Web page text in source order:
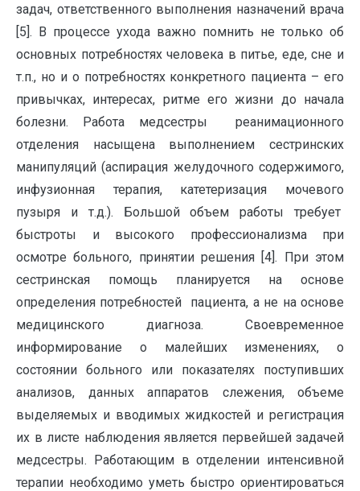
задач, ответственного выполнения назначений врача
[5]. В процессе ухода важно помнить не только об
основных потребностях человека в питье, еде, сне и
т.п., но и о потребностях конкретного пациента – его
привычках, интересах, ритме его жизни до начала
болезни. Работа медсестры реанимационного
отделения насыщена выполнением сестринских
манипуляций (аспирация желудочного содержимого,
инфузионная терапия, катетеризация мочевого
пузыря и т.д.). Большой объем работы требует
быстроты и высокого профессионализма при
осмотре больного, принятии решения [4]. При этом
сестринская помощь планируется на основе
определения потребностей пациента, а не на основе
медицинского диагноза. Своевременное
информирование о малейших изменениях, о
состоянии больного или показателях поступивших
анализов, данных аппаратов слежения, объеме
выделяемых и вводимых жидкостей и регистрация
их в листе наблюдения является первейшей задачей
медсестры. Работающим в отделении интенсивной
терапии необходимо уметь быстро ориентироваться